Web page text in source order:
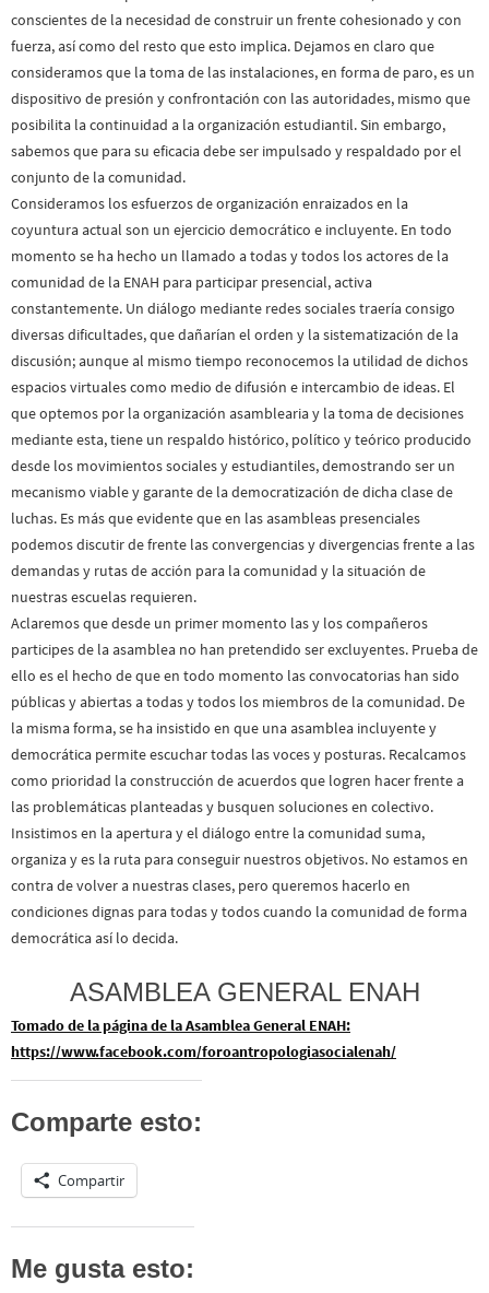
conscientes de la necesidad de construir un frente cohesionado y con
fuerza, así como del resto que esto implica. Dejamos en claro que
consideramos que la toma de las instalaciones, en forma de paro, es un
dispositivo de presión y confrontación con las autoridades, mismo que
posibilita la continuidad a la organización estudiantil. Sin embargo,
sabemos que para su eficacia debe ser impulsado y respaldado por el
conjunto de la comunidad.
Consideramos los esfuerzos de organización enraizados en la
coyuntura actual son un ejercicio democrático e incluyente. En todo
momento se ha hecho un llamado a todas y todos los actores de la
comunidad de la ENAH para participar presencial, activa
constantemente. Un diálogo mediante redes sociales traería consigo
diversas dificultades, que dañarían el orden y la sistematización de la
discusión; aunque al mismo tiempo reconocemos la utilidad de dichos
espacios virtuales como medio de difusión e intercambio de ideas. El
que optemos por la organización asamblearia y la toma de decisiones
mediante esta, tiene un respaldo histórico, político y teórico producido
desde los movimientos sociales y estudiantiles, demostrando ser un
mecanismo viable y garante de la democratización de dicha clase de
luchas. Es más que evidente que en las asambleas presenciales
podemos discutir de frente las convergencias y divergencias frente a las
demandas y rutas de acción para la comunidad y la situación de
nuestras escuelas requieren.
Aclaremos que desde un primer momento las y los compañeros
participes de la asamblea no han pretendido ser excluyentes. Prueba de
ello es el hecho de que en todo momento las convocatorias han sido
públicas y abiertas a todas y todos los miembros de la comunidad. De
la misma forma, se ha insistido en que una asamblea incluyente y
democrática permite escuchar todas las voces y posturas. Recalcamos
como prioridad la construcción de acuerdos que logren hacer frente a
las problemáticas planteadas y busquen soluciones en colectivo.
Insistimos en la apertura y el diálogo entre la comunidad suma,
organiza y es la ruta para conseguir nuestros objetivos. No estamos en
contra de volver a nuestras clases, pero queremos hacerlo en
condiciones dignas para todas y todos cuando la comunidad de forma
democrática así lo decida.
ASAMBLEA GENERAL ENAH
Tomado de la página de la Asamblea General ENAH:
https://www.facebook.com/foroantropologiasocialenah/
Comparte esto:
Compartir
Me gusta esto: